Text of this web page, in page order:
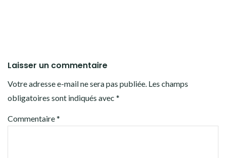
Laisser un commentaire
Votre adresse e-mail ne sera pas publiée. Les champs
obligatoires sont indiqués avec *
Commentaire*